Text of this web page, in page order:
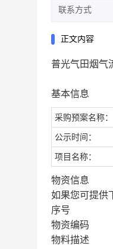
联系方式
正文内容
普光气田烟气
基本信息
采购预案名称：
公示时间：
项目名称：
物资信息
如果您可提供
序号
物资编码
物料描述